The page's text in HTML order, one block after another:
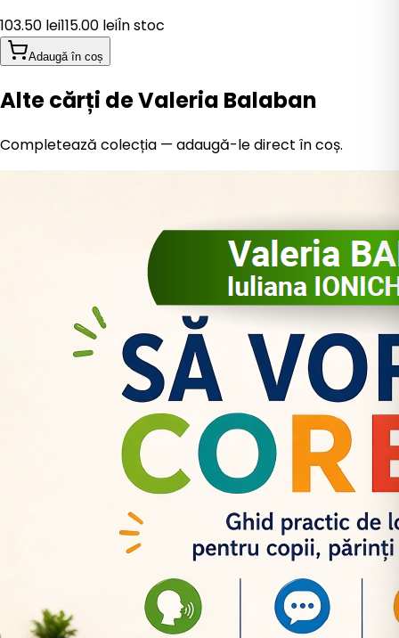
103.50 lei115.00 leiÎn stoc
Adaugă în coș
Alte cărți de Valeria Balaban
Completează colecția — adaugă-le direct în coș.